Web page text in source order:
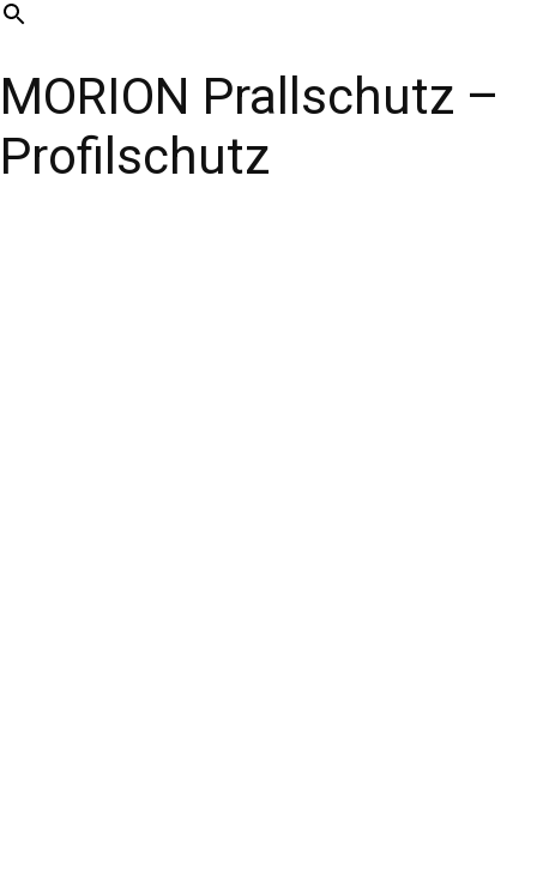
MORION Prallschutz –
Profilschutz